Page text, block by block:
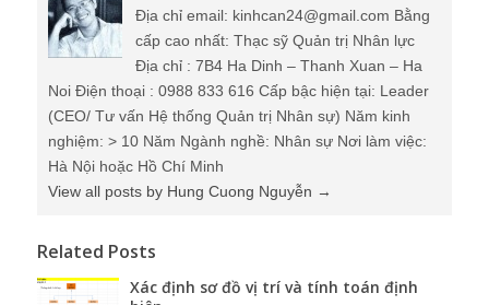
Địa chỉ email: kinhcan24@gmail.com Bằng
cấp cao nhất: Thạc sỹ Quản trị Nhân lực
Địa chỉ : 7B4 Ha Dinh – Thanh Xuan – Ha
Noi Điện thoại : 0988 833 616 Cấp bậc hiện tại: Leader
(CEO/ Tư vấn Hệ thống Quản trị Nhân sự) Năm kinh
nghiệm: > 10 Năm Ngành nghề: Nhân sự Nơi làm việc:
Hà Nội hoặc Hồ Chí Minh
View all posts by Hung Cuong Nguyễn →
Related Posts
Xác định sơ đồ vị trí và tính toán định